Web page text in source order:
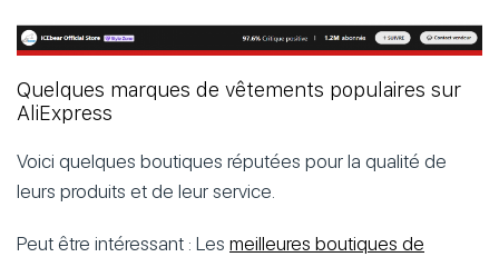
Quelques marques de vêtements populaires sur
AliExpress
Voici quelques boutiques réputées pour la qualité de
leurs produits et de leur service.
Peut être intéressant : Les meilleures boutiques de